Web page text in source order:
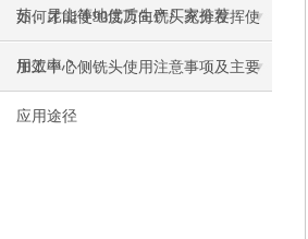
苏、昆山等地优质生产厂家推荐
如何才能使90度万向铣头充分发挥使
用效率？
加工中心侧铣头使用注意事项及主要
应用途径